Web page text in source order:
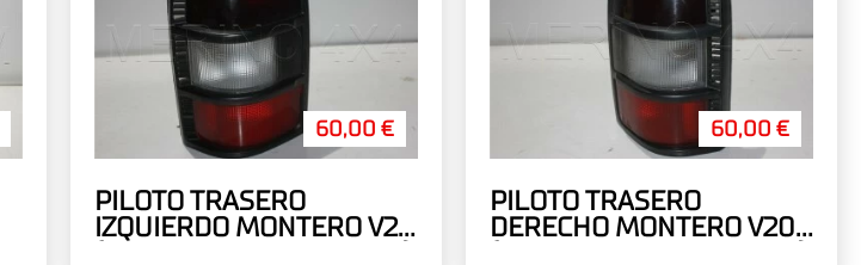
60,00 €
PILOTO TRASERO
IZQUIERDO MONTERO V20
60,00 €
PILOTO TRASERO
DERECHO MONTERO V20